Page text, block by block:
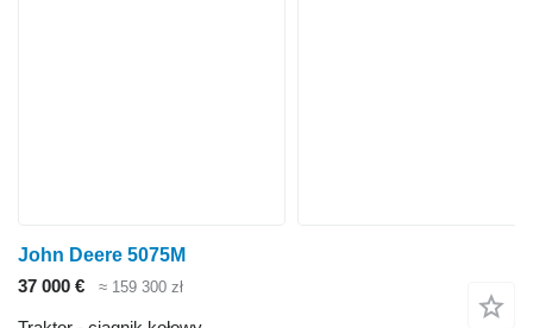
John Deere 5075M
37 000 €
≈ 159 300 zł